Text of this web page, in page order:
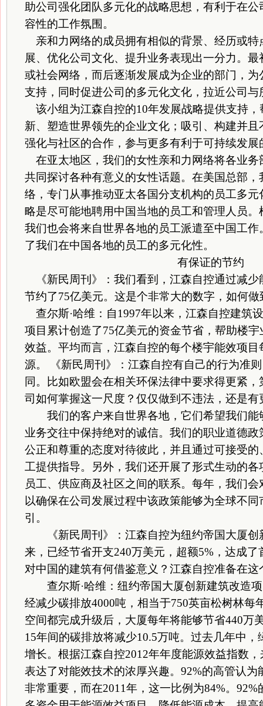
助公司强化团队多元化的战略思想，有利于在
容性的工作氛围。
亲和力网络的成员拥有相似的背景、经历或特
展、优化公司文化、提升业务表现出一分力。
或社会网络，而后逐渐发展成为企业的部门，
支持，同时促进公司的多元化文化，拉近公司与
该小组为江森自控的10年发展战略提供支持
新、塑造世界领先的企业文化；吸引、构建并
强化与社区的合作，参与更多有利于可持续发展
在亚太地区，我们的女性亲和力网络将各业务
共同探讨各种有意义的女性话题。在美国总部
络，专门从事推动亚太各国分支机构的员工多
略是尽可能地聘用中国当地的员工和管理人员
我们也会将来自世界各地的员工派遣至中国工
了我们在中国各地的员工的多元化性。
有保证的节约
《新民周刊》：我们看到，江森自控通过减少
节约了75亿美元。这是个非常大的数字，如何做
查尔斯·哈维：自1997年以来，江森自控建筑
项目累计创造了75亿美元的资金节省，帮助楼
效益。平均而言，江森自控的每个楼宇能效项目
源。 《新民周刊》：江森自控有自己的行为准
同。比如欧盟会在相关环保法律中要求得更紧
司如何掌握这一尺度？仅仅做到不违法，还是有
我们的客户来自世界各地，它们希望我们能
业务交往中保持绝对的诚信。我们的职业道德
公正和尊重的态度对待彼此，并且通过可接受
工提供指导。另外，我们还开展了形式生动的
员工、供应商及社区之间的联系。每年，我们
以确保在公司发展过程中该政策能够为全球不
引。
《新民周刊》：江森自控为纽约帝国大厦创
来，已经节省开支240万美元，超额5%，达成
对中国的建筑有何借鉴意义？江森自控准备在
查尔斯·哈维：纽约帝国大厦创新建筑改造项
经减少碳排放4000吨，相当于750英亩松树林每
空间都完成升级后，大厦每年将能够节省440万
15年间的碳排放将减少10.5万吨。过去几年中
增长。根据江森自控2012年年度能源效益指数
表达了对能效技术的浓厚兴趣。92%的高管认
非常重要，而在2011年，这一比例为84%。